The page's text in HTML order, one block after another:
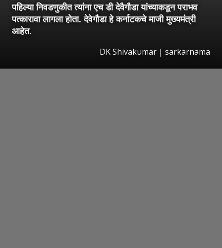
पहिल्या निवडणुकीत त्यांना एच डी देवैगौडा यांच्याकडून पराभव
पत्कारावा लागला होता. देवेगौडा हे कर्नाटकचे माजी मुख्यमंत्री
आहेत.
DK Shivakumar | sarkarnama